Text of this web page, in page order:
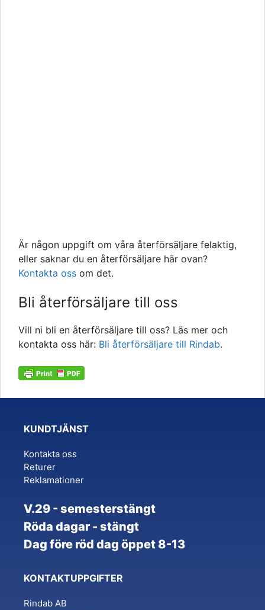
Är någon uppgift om våra återförsäljare felaktig,
eller saknar du en återförsäljare här ovan?
Kontakta oss om det.
Bli återförsäljare till oss
Vill ni bli en återförsäljare till oss? Läs mer och
kontakta oss här: Bli återförsäljare till Rindab.
KUNDTJÄNST
Kontakta oss
Returer
Reklamationer
V.29 - semesterstängt
Röda dagar - stängt
Dag före röd dag öppet 8-13
KONTAKTUPPGIFTER
Rindab AB